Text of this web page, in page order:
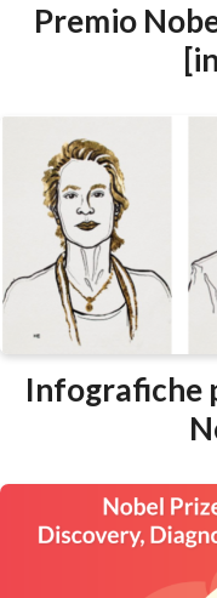
Premio
Infografiche